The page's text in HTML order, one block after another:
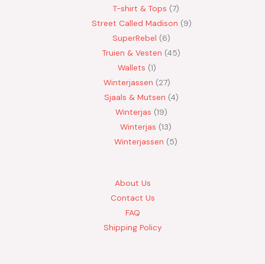
T-shirt & Tops 7
Street Called Madison 9
SuperRebel
6
Truien & Vesten 45
Wallets 1
Winterjassen
27
Sjaals & Mutsen 4
Winterjas 19
Winterjas 13
Winterjassen
5
About Us
Contact Us
FAQ
Shipping Policy